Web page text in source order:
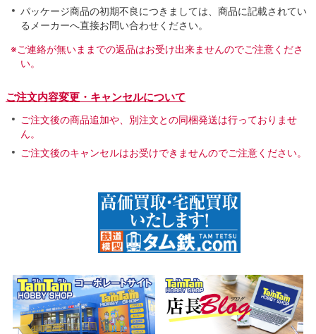
パッケージ商品の初期不良につきましては、商品に記載されてい
るメーカーへ直接お問い合わせください。
※ご連絡が無いままでの返品はお受け出来ませんのでご注意くださ
い。
ご注文内容変更・キャンセルについて
ご注文後の商品追加や、別注文との同梱発送は行っておりませ
ん。
ご注文後のキャンセルはお受けできませんのでご注意ください。